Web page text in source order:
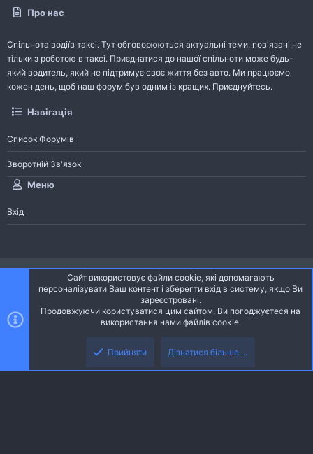
Про нас
Спільнота водіїв таксі. Тут обговорюються актуальні теми, пов'язані не
тільки з роботою в таксі. Приєднатися до нашої спільноти може будь-
який водитель, який не підтримує своє життя без авто. Ми працюємо
кожен день, щоб наш форум був одним із кращих. Приєднуйтесь.
Навігація
Список Форумів
Зворотній Зв'язок
Меню
Вхід
Ніч
Українська (UA)
S
Community platform by XenForo® © 2010-2026 XenForo Ltd.
Community platform by XenForo © 2010-2022 XenForo Ltd. | dev: Pages
Сайт використовує файли cookie, які допомагають
персоналізувати Ваш контент і зберегти вхід в систему, якщо Ви
зареєстровані.
Продовжуючи користуватися цим сайтом, Ви погоджуєтеся на
використання нами файлів cookie.
Прийняти Дізнатися більше....